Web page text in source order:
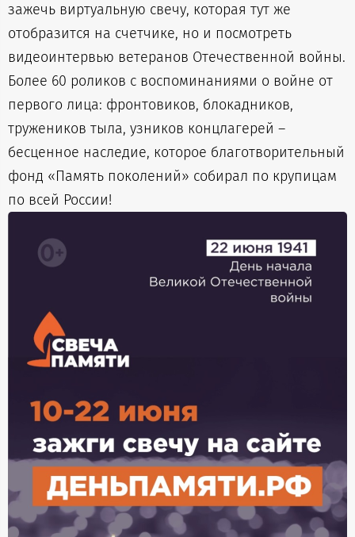
зажечь виртуальную свечу, которая тут же
отобразится на счетчике, но и посмотреть
видеоинтервью ветеранов Отечественной войны.
Более 60 роликов с воспоминаниями о войне от
первого лица: фронтовиков, блокадников,
тружеников тыла, узников концлагерей –
бесценное наследие, которое благотворительный
фонд «Память поколений» собирал по крупицам
по всей России!